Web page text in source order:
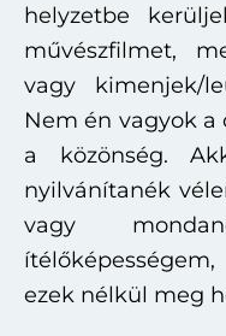
helyzetbe
művészfilmet,
vagy kimenjek/
Nem én vagyok a
a közönség.
nyilvánítanék
vagy
ezek nélkül meg